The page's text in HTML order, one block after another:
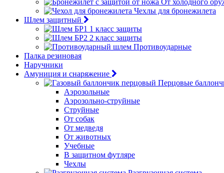
От холодного
Чехлы для бронежилета
Шлем защитный
1 класс защиты
2 класс защиты
Противоударные
Палка резиновая
Наручники
Амуниция и снаряжение
Перцовые
Аэрозольные
Аэрозольно-струйные
Струйные
От собак
От медведя
От животных
Учебные
В защитном футляре
Чехлы